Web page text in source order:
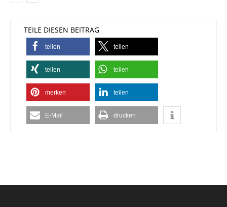
TEILE DIESEN BEITRAG
teilen teilen
teilen teilen
merken teilen
E-Mail drucken